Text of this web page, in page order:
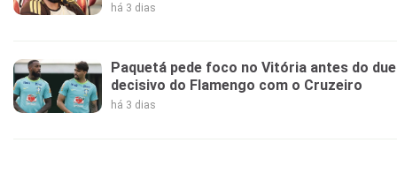
há 3 dias
Paquetá pede foco no Vitória antes do
decisivo do Flamengo com o Cruzeiro
há 3 dias